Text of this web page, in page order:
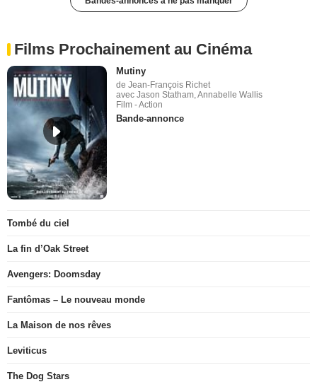
Films Prochainement au Cinéma
Mutiny
de Jean-François Richet
avec Jason Statham, Annabelle Wallis
Film - Action
Bande-annonce
Tombé du ciel
La fin d’Oak Street
Avengers: Doomsday
Fantômas – Le nouveau monde
La Maison de nos rêves
Leviticus
The Dog Stars